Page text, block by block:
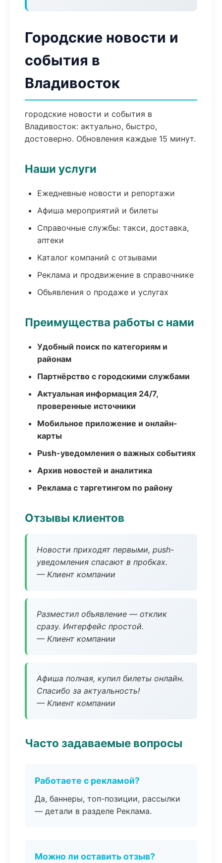
Городские новости и
события в
Владивосток
городские новости и события в
Владивосток: актуально, быстро,
достоверно. Обновления каждые 15 минут.
Наши услуги
Ежедневные новости и репортажи
Афиша мероприятий и билеты
Справочные службы: такси, доставка,
аптеки
Каталог компаний с отзывами
Реклама и продвижение в справочнике
Объявления о продаже и услугах
Преимущества работы с нами
Удобный поиск по категориям и
районам
Партнёрство с городскими службами
Актуальная информация 24/7,
проверенные источники
Мобильное приложение и онлайн-
карты
Push-уведомления о важных событиях
Архив новостей и аналитика
Реклама с таргетингом по району
Отзывы клиентов
Новости приходят первыми, push-
уведомления спасают в пробках.
— Клиент компании
Разместил объявление — отклик
сразу. Интерфейс простой.
— Клиент компании
Афиша полная, купил билеты онлайн.
Спасибо за актуальность!
— Клиент компании
Часто задаваемые вопросы
Работаете с рекламой?
Да, баннеры, топ-позиции, рассылки
— детали в разделе Реклама.
Можно ли оставить отзыв?